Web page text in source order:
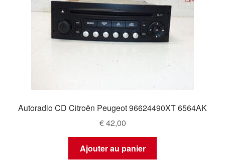
Autoradio CD Citroën Peugeot 96624490XT 6564AK
€42,00
Ajouter au panier